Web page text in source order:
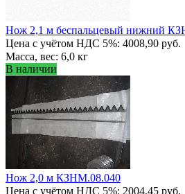
Нож 2,1 м беспальцевый нижний
Цена с учётом НДС 5%: 4008,90 руб.
Масса, вес: 6,0 кг
В наличии
Нож 2,0 м КЗНМ.08.040
Цена с учётом НДС 5%: 2004,45 руб.